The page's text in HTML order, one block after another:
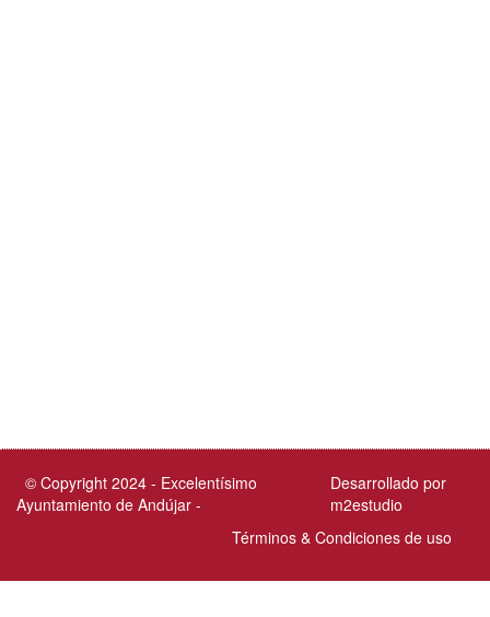
Desarrollado por
m2estudio
© Copyright 2024 - Excelentísimo
Ayuntamiento de Andújar -
Términos & Condiciones de uso